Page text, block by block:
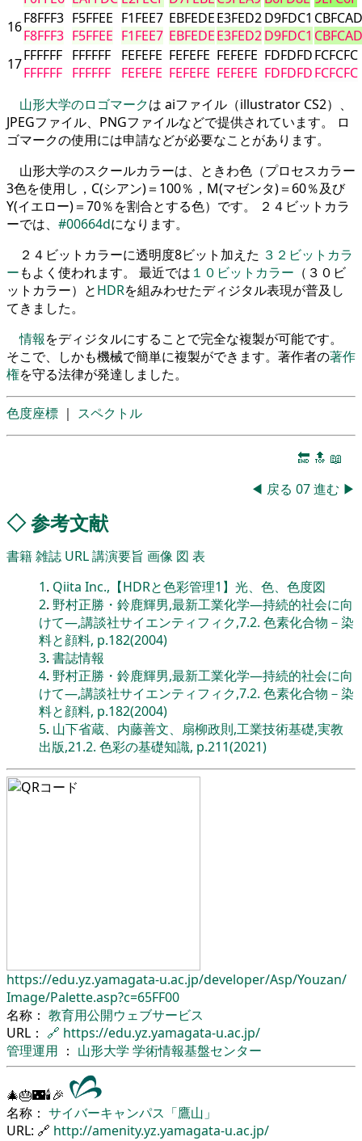
16F8FFF3
F8FFF3
F5FFEE
F5FFEE
F1FEE7
F1FEE7
EBFEDE
EBFEDE
E3FED2
E3FED2
D9FDC1
D9FDC1
CBFCAD
CBFCAD
17FFFFFF
FFFFFF
FFFFFF
FFFFFF
FEFEFE
FEFEFE
FEFEFE
FEFEFE
FEFEFE
FEFEFE
FDFDFD
FDFDFD
FCFCFC
FCFCFC
山形大学のロゴマークは aiファイル（illustrator CS2）、
JPEGファイル、PNGファイルなどで提供されています。 ロ
ゴマークの使用には申請などが必要なことがあります。
山形大学のスクールカラーは、ときわ色（プロセスカラー
3色を使用し，C(シアン)＝100％，M(マゼンタ)＝60％及び
Y(イエロー)＝70％を割合とする色）です。 ２４ビットカラ
ーでは、 #00664dになります。
２４ビットカラーに透明度8ビット加えた ３２ビットカラ
ーもよく使われます。 最近では １０ビットカラー （３０ビ
ットカラー）とHDRを組みわせたディジタル表現が普及し
てきました。
情報をディジタルにすることで完全な複製が可能です。
そこで、しかも機械で簡単に複製ができます。著作者の著作
権を守る法律が発達しました。
色度座標 ｜ スペクトル
🔚 🔝 📖
◀ 戻る 07進む ▶
◇参考文献
書籍雑誌 URL講演要旨 画像 図 表
1. Qiita Inc.,【HDRと色彩管理1】光、色、色度図
2. 野村正勝・鈴鹿輝男,最新工業化学―持続的社会に向
けて―,講談社サイエンティフィク,7.2. 色素化合物－染
料と顔料, p.182(2004)
3. 書誌情報
4. 野村正勝・鈴鹿輝男,最新工業化学―持続的社会に向
けて―,講談社サイエンティフィク,7.2. 色素化合物－染
料と顔料, p.182(2004)
5. 山下省蔵、内藤善文、扇柳政則,工業技術基礎,実教
出版,21.2. 色彩の基礎知識, p.211(2021)
https://edu.yz.yamagata-u.ac.jp/developer/Asp/Youzan/
Image/Palette.asp?c=65FF00
名称： 教育用公開ウェブサービス
URL： 🔗 https://edu.yz.yamagata-u.ac.jp/
管理運用 ： 山形大学 学術情報基盤センター
🎄🎂🌃🕯🎉
名称： サイバーキャンパス「鷹山」
URL: 🔗 http://amenity.yz.yamagata-u.ac.jp/